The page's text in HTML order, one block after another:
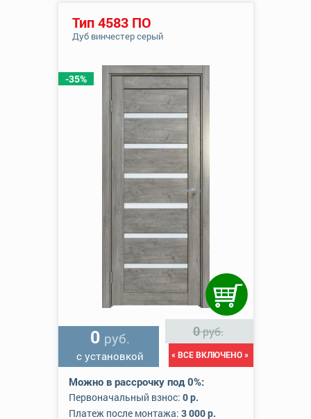
-35%
Тип 4583 ПО
Дуб винчестер серый
0 руб.
с установкой
0руб.
« ВСЕ ВКЛЮЧЕНО »
Можно в рассрочку под 0%:
Первоначальный взнос: 0 р.
Платеж после монтажа: 3 000 р.